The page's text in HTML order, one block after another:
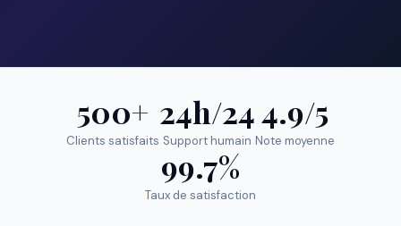
500+
Clients satisfaits
24h/24
Support humain
4.9/5
Note moyenne
99.7%
Taux de satisfaction